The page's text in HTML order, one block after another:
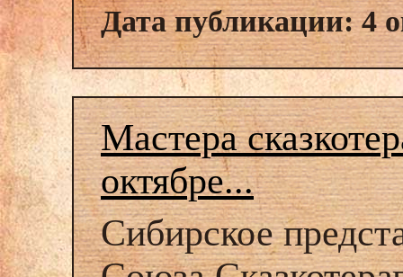
Дата публикации: 4
Мастера
октябре...
Сибирское